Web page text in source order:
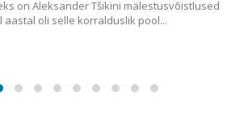
on Aleksander Tšikini mälestusvõistlused
aastal oli selle korralduslik pool...